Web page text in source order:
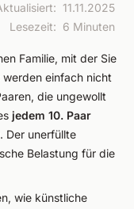
: 11.11.2025
Lesezeit: 6 Minuten
Familie, mit der Sie
einfach nicht
die ungewollt
jedem 10. Paar
Der unerfüllte
Belastung für die
wie künstliche